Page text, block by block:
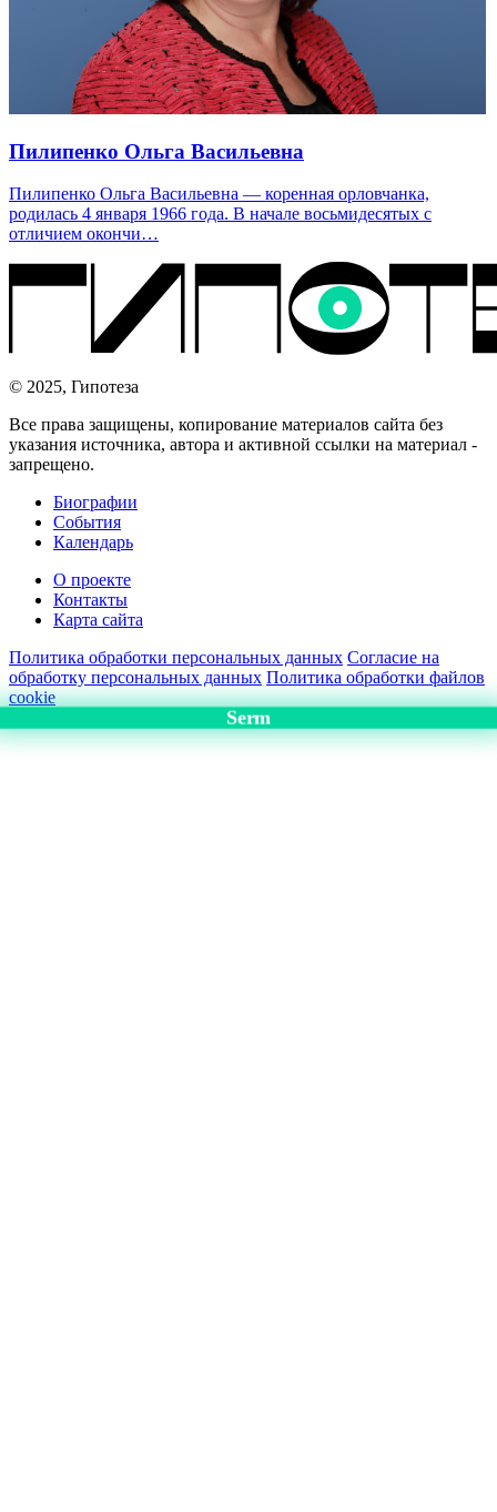
Пилипенко Ольга Васильевна
Пилипенко Ольга Васильевна — коренная орловчанка,
родилась 4 января 1966 года. В начале восьмидесятых с
отличием окончи…
© 2025, Гипотеза
Все права защищены, копирование материалов сайта без
указания источника, автора и активной ссылки на материал -
запрещено.
Биографии
События
Календарь
О проекте
Контакты
Карта сайта
Политика обработки персональных данных Согласие на
обработку персональных данных Политика обработки файлов
cookie
Serm